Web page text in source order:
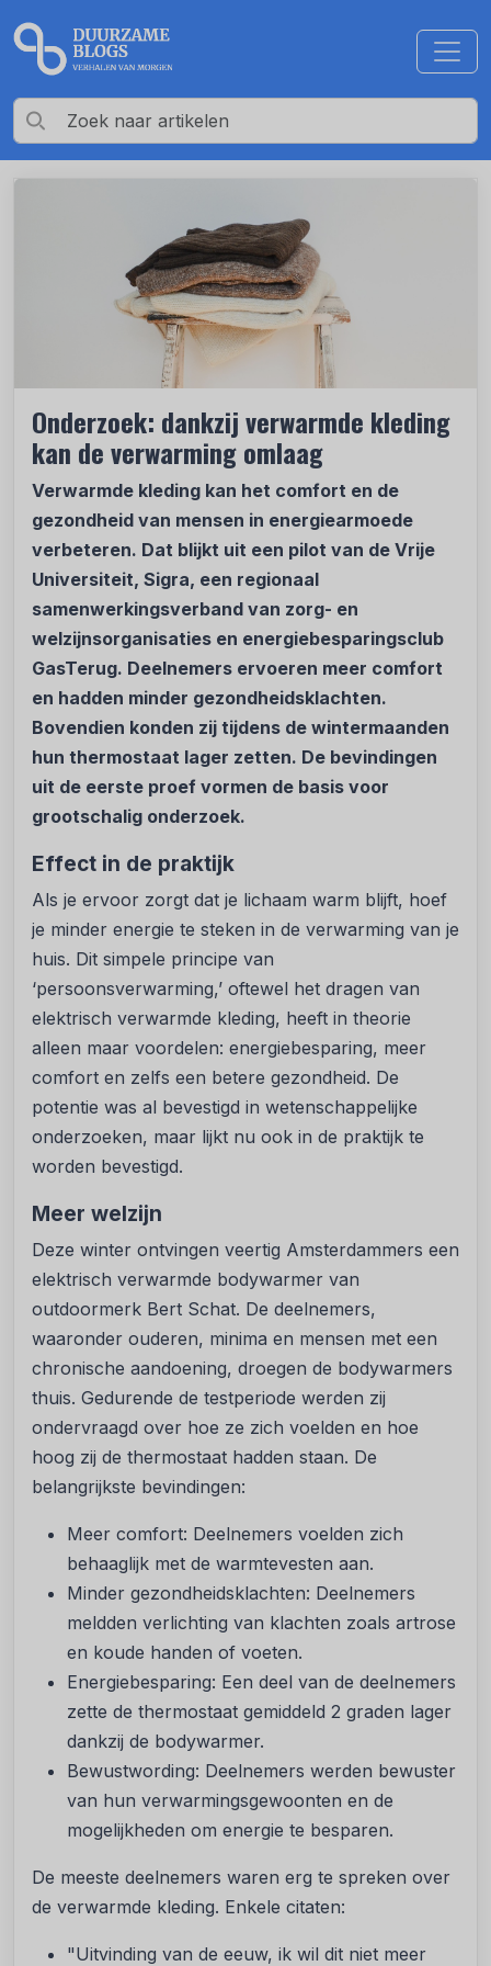
Onderzoek: dankzij verwarmde kleding
kan de verwarming omlaag
Verwarmde kleding kan het comfort en de
gezondheid van mensen in energiearmoede
verbeteren. Dat blijkt uit een pilot van de Vrije
Universiteit, Sigra, een regionaal
samenwerkingsverband van zorg- en
welzijnsorganisaties en energiebesparingsclub
GasTerug. Deelnemers ervoeren meer comfort
en hadden minder gezondheidsklachten.
Bovendien konden zij tijdens de wintermaanden
hun thermostaat lager zetten. De bevindingen
uit de eerste proef vormen de basis voor
grootschalig onderzoek.
Effect in de praktijk
Als je ervoor zorgt dat je lichaam warm blijft, hoef
je minder energie te steken in de verwarming van je
huis. Dit simpele principe van
‘persoonsverwarming,’ oftewel het dragen van
elektrisch verwarmde kleding, heeft in theorie
alleen maar voordelen: energiebesparing, meer
comfort en zelfs een betere gezondheid. De
potentie was al bevestigd in wetenschappelijke
onderzoeken, maar lijkt nu ook in de praktijk te
worden bevestigd.
Meer welzijn
Deze winter ontvingen veertig Amsterdammers een
elektrisch verwarmde bodywarmer van
outdoormerk Bert Schat. De deelnemers,
waaronder ouderen, minima en mensen met een
chronische aandoening, droegen de bodywarmers
thuis. Gedurende de testperiode werden zij
ondervraagd over hoe ze zich voelden en hoe
hoog zij de thermostaat hadden staan. De
belangrijkste bevindingen:
Meer comfort: Deelnemers voelden zich
behaaglijk met de warmtevesten aan.
Minder gezondheidsklachten: Deelnemers
meldden verlichting van klachten zoals artrose
en koude handen of voeten.
Energiebesparing: Een deel van de deelnemers
zette de thermostaat gemiddeld 2 graden lager
dankzij de bodywarmer.
Bewustwording: Deelnemers werden bewuster
van hun verwarmingsgewoonten en de
mogelijkheden om energie te besparen.
De meeste deelnemers waren erg te spreken over
de verwarmde kleding. Enkele citaten:
"Uitvinding van de eeuw, ik wil dit niet meer